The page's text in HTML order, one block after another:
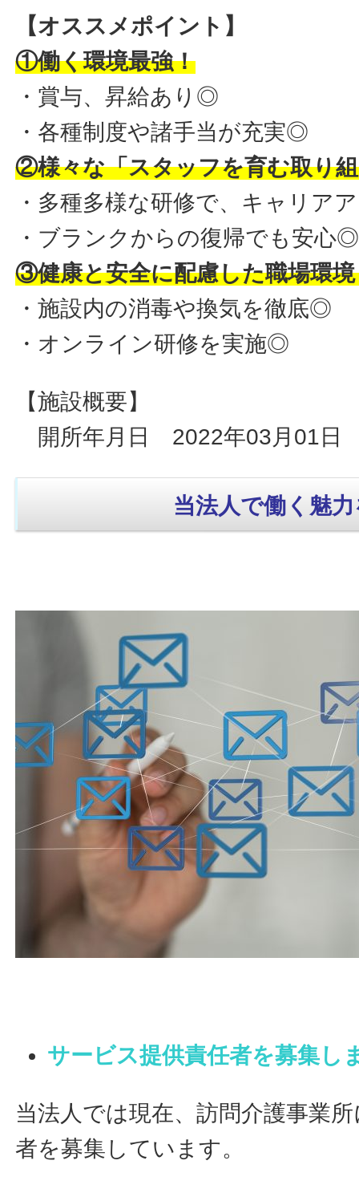
【オススメポイント】
①働く環境最強！
・賞与、昇給あり◎
・各種制度や諸手当が充実◎
②様々な「スタッフを育む取り
・多種多様な研修で、キャリア
・ブランクからの復帰でも安心◎
③健康と安全に配慮した職場環
・施設内の消毒や換気を徹底◎
・オンライン研修を実施◎
【施設概要】
開所年月日 2022年03月01日
当法人で働く魅
サービス提供責任者を募集し
当法人では現在、訪問介護事業
者を募集しています。